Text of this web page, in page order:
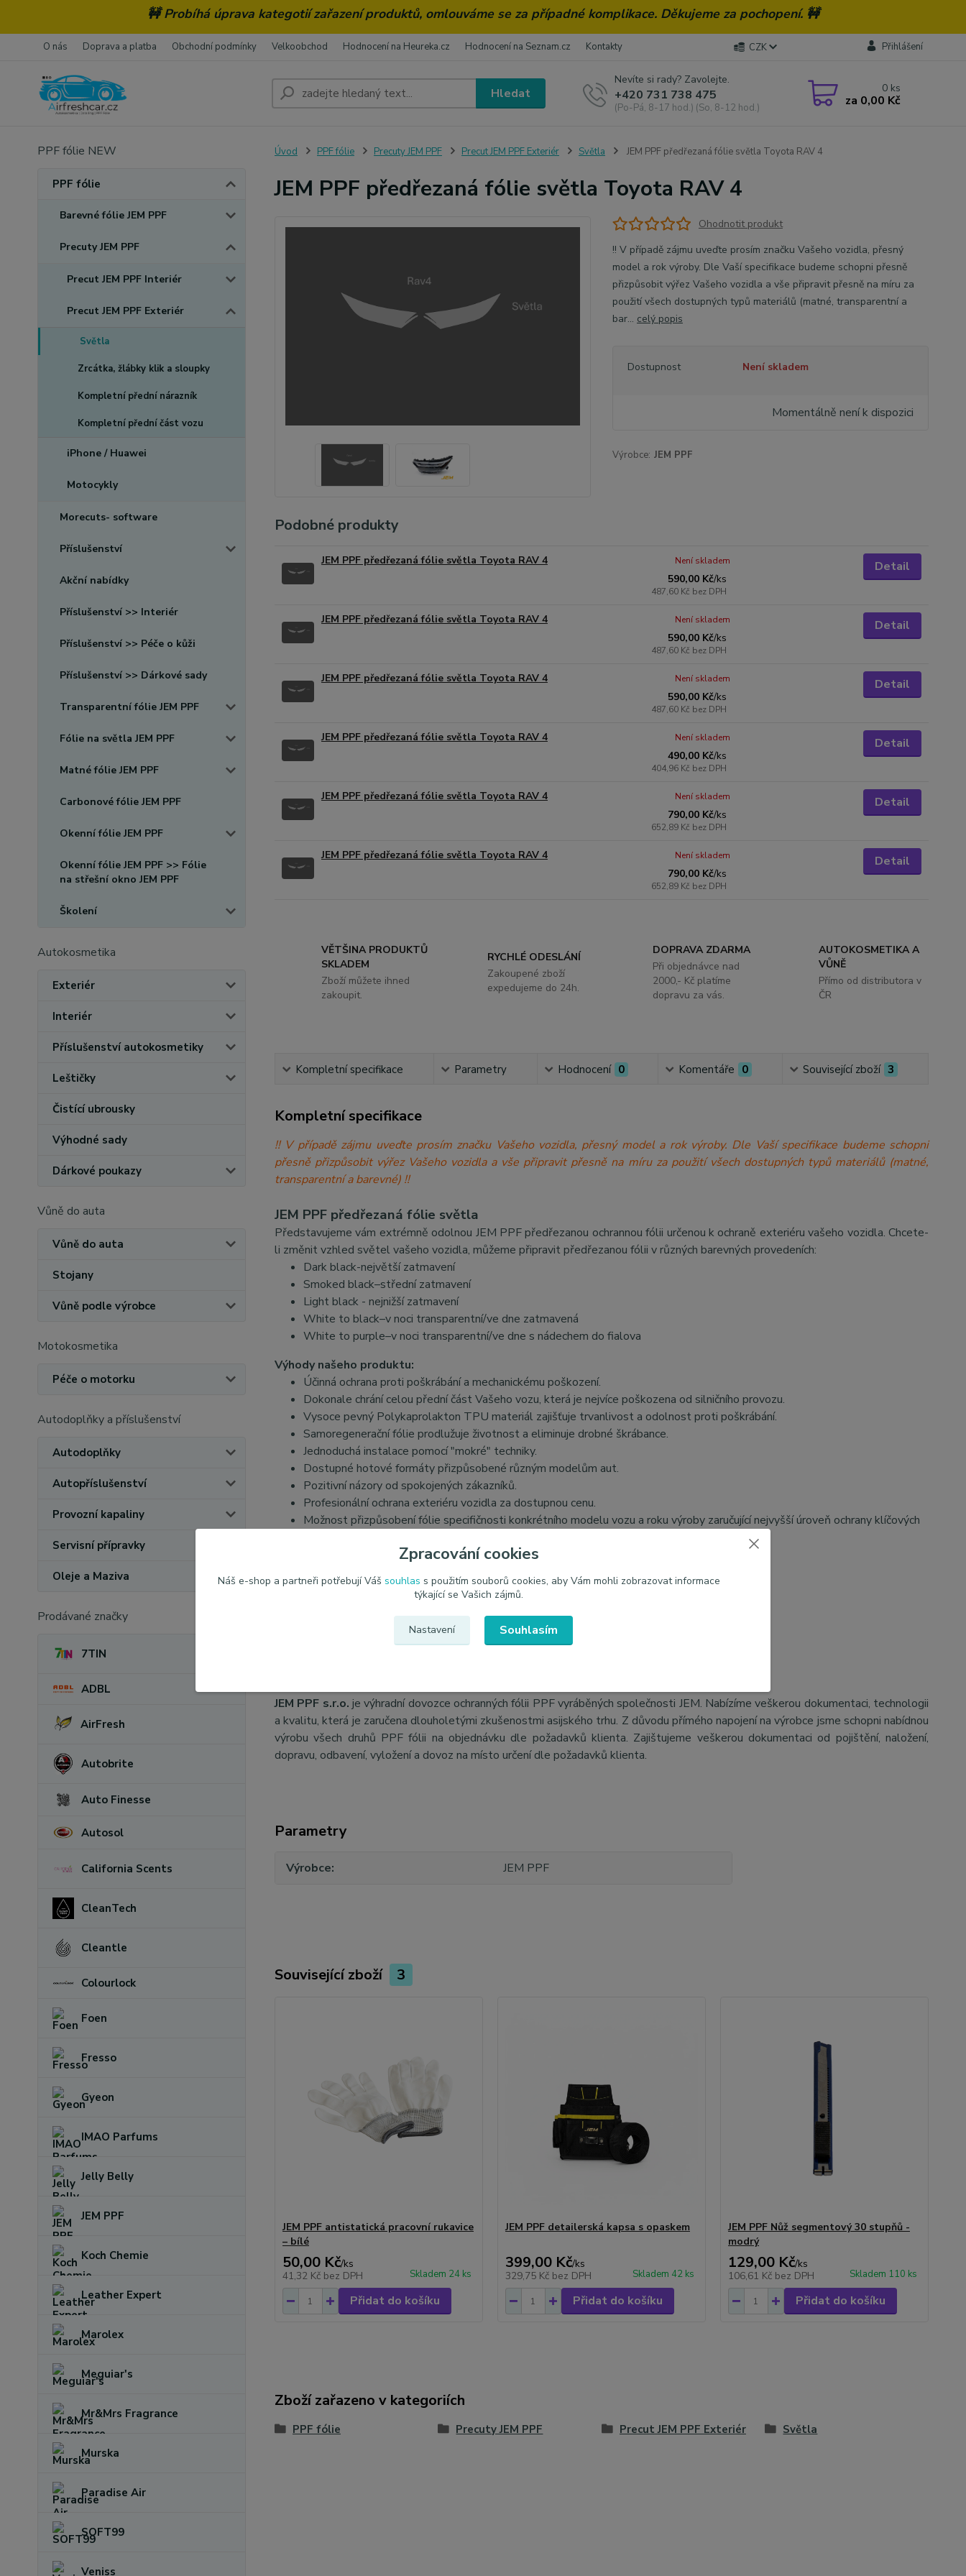
🚧 Probíhá úprava kategotií zařazení produktů, omlouváme se za případné komplikace. Děkujeme za pochopení. 🚧
O nás Doprava a platba Obchodní podmínky Velkoobchod Hodnocení na Heureka.cz Hodnocení na Seznam.cz Kontakty CZK Přihlášení
Hledat
Nevíte si rady? Zavolejte.
+420 731 738 475
(Po-Pá, 8-17 hod.) (So, 8-12 hod.)
0 ks
za 0,00 Kč
PPF fólie NEW
PPF fólie
Barevné fólie JEM PPF
Precuty JEM PPF
Precut JEM PPF Interiér
Precut JEM PPF Exteriér
Světla
Zrcátka, žlábky klik a sloupky
Kompletní přední nárazník
Kompletní přední část vozu
iPhone / Huawei
Motocykly
Morecuts- software
Příslušenství
Akční nabídky
Příslušenství >> Interiér
Příslušenství >> Péče o kůži
Příslušenství >> Dárkové sady
Transparentní fólie JEM PPF
Fólie na světla JEM PPF
Matné fólie JEM PPF
Carbonové fólie JEM PPF
Okenní fólie JEM PPF
Okenní fólie JEM PPF >> Fólie
na střešní okno JEM PPF
Školení
Autokosmetika
Exteriér
Interiér
Příslušenství autokosmetiky
Leštičky
Čistící ubrousky
Výhodné sady
Dárkové poukazy
Vůně do auta
Vůně do auta
Stojany
Vůně podle výrobce
Motokosmetika
Péče o motorku
Autodoplňky a příslušenství
Autodoplňky
Autopříslušenství
Provozní kapaliny
Servisní přípravky
Oleje a Maziva
Prodávané značky
7TIN
ADBL
AirFresh
Autobrite
Auto Finesse
Autosol
California Scents
CleanTech
Cleantle
Colourlock
Foen
Fresso
Gyeon
IMAO Parfums
Jelly Belly
JEM PPF
Koch Chemie
Leather Expert
Marolex
Meguiar's
Mr&Mrs Fragrance
Murska
Paradise Air
SOFT99
Veniss
Úvod PPF fólie Precuty JEM PPF Precut JEM PPF Exteriér Světla JEM PPF předřezaná fólie světla Toyota RAV 4
JEM PPF předřezaná fólie světla Toyota RAV 4
Ohodnotit produkt
!! V případě zájmu uveďte prosím značku Vašeho vozidla, přesný
model a rok výroby. Dle Vaší specifikace budeme schopni přesně
přizpůsobit výřez Vašeho vozidla a vše připravit přesně na míru za
použití všech dostupných typů materiálů (matné, transparentní a
bar... celý popis
Dostupnost Není skladem
Momentálně není k dispozici
Výrobce: JEM PPF
Podobné produkty
JEM PPF předřezaná fólie světla Toyota RAV 4
590,00 Kč/ks
487,60 Kč bez DPH
Není skladem Detail
JEM PPF předřezaná fólie světla Toyota RAV 4
590,00 Kč/ks
487,60 Kč bez DPH
Není skladem Detail
JEM PPF předřezaná fólie světla Toyota RAV 4
590,00 Kč/ks
487,60 Kč bez DPH
Není skladem Detail
JEM PPF předřezaná fólie světla Toyota RAV 4
490,00 Kč/ks
404,96 Kč bez DPH
Není skladem Detail
JEM PPF předřezaná fólie světla Toyota RAV 4
790,00 Kč/ks
652,89 Kč bez DPH
Není skladem Detail
JEM PPF předřezaná fólie světla Toyota RAV 4
790,00 Kč/ks
652,89 Kč bez DPH
Není skladem Detail
VĚTŠINA PRODUKTŮ
SKLADEM
Zboží můžete ihned
zakoupit.
RYCHLÉ ODESLÁNÍ
Zakoupené zboží
expedujeme do 24h.
DOPRAVA ZDARMA
Při objednávce nad
2000,- Kč platíme
dopravu za vás.
AUTOKOSMETIKA A
VŮNĚ
Přímo od distributora v
ČR
Kompletní specifikace Parametry Hodnocení 0 Komentáře 0 Související zboží 3
Kompletní specifikace
!! V případě zájmu uveďte prosím značku Vašeho vozidla, přesný model a rok výroby. Dle Vaší specifikace budeme schopni
přesně přizpůsobit výřez Vašeho vozidla a vše připravit přesně na míru za použití všech dostupných typů materiálů (matné,
transparentní a barevné) !!
JEM PPF předřezaná fólie světla
Představujeme vám extrémně odolnou JEM PPF předřezanou ochrannou fólii určenou k ochraně exteriéru vašeho vozidla. Chcete-
li změnit vzhled světel vašeho vozidla, můžeme připravit předřezanou fólii v různých barevných provedeních:
Dark black-největší zatmavení
Smoked black–střední zatmavení
Light black - nejnižší zatmavení
White to black–v noci transparentní/ve dne zatmavená
White to purple–v noci transparentní/ve dne s nádechem do fialova
Výhody našeho produktu:
Účinná ochrana proti poškrábání a mechanickému poškození.
Dokonale chrání celou přední část Vašeho vozu, která je nejvíce poškozena od silničního provozu.
Vysoce pevný Polykaprolakton TPU materiál zajišťuje trvanlivost a odolnost proti poškrábání.
Samoregenerační fólie prodlužuje životnost a eliminuje drobné škrábance.
Jednoduchá instalace pomocí "mokré" techniky.
Dostupné hotové formáty přizpůsobené různým modelům aut.
Pozitivní názory od spokojených zákazníků.
Profesionální ochrana exteriéru vozidla za dostupnou cenu.
Možnost přizpůsobení fólie specifičnosti konkrétního modelu vozu a roku výroby zaručující nejvyšší úroveň ochrany klíčových
JEM PPF s.r.o. je výhradní dovozce ochranných fólii PPF vyráběných společnosti JEM. Nabízíme veškerou dokumentaci, technologii
a kvalitu, která je zaručena dlouholetými zkušenostmi asijského trhu. Z důvodu přímého napojení na výrobce jsme schopni nabídnou
výrobu všech druhů PPF fólii na objednávku dle požadavků klienta. Zajištujeme veškerou dokumentaci od pojištění, naložení,
dopravu, odbavení, vyložení a dovoz na místo určení dle požadavků klienta.
Parametry
Výrobce JEM PPF
Související zboží 3
JEM PPF antistatická pracovní rukavice
– bílé
50,00 Kč/ks
41,32 Kč bez DPH Skladem 24 ks
Přidat do košíku
JEM PPF detailerská kapsa s opaskem
399,00 Kč/ks
329,75 Kč bez DPH Skladem 42 ks
Přidat do košíku
JEM PPF Nůž segmentový 30 stupňů -
modrý
129,00 Kč/ks
106,61 Kč bez DPH Skladem 110 ks
Přidat do košíku
Zboží zařazeno v kategoriích
PPF fólie Precuty JEM PPF Precut JEM PPF Exteriér Světla
Zpracování cookies
Náš e-shop a partneři potřebují Váš souhlas s použitím souborů cookies, aby Vám mohli zobrazovat informace
týkající se Vašich zájmů.
Nastavení Souhlasím